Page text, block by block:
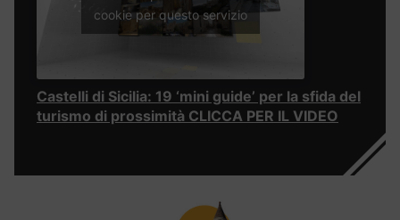
cookie per questo servizio
Castelli di Sicilia: 19 ‘mini guide’ per la sfida del
turismo di prossimità CLICCA PER IL VIDEO